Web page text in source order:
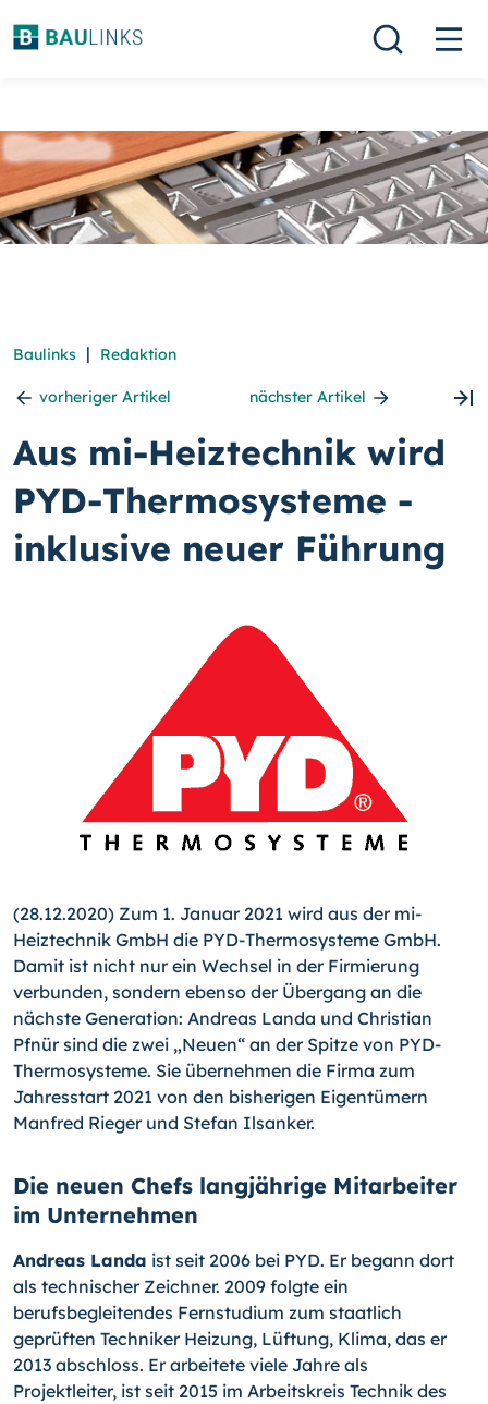
Baulinks | Redaktion
vorheriger Artikel nächster Artikel
Aus mi-Heiztechnik wird
PYD-Thermosysteme -
inklusive neuer Führung
(28.12.2020) Zum 1. Januar 2021 wird aus der mi-
Heiztechnik GmbH die PYD-Thermosysteme GmbH.
Damit ist nicht nur ein Wechsel in der Firmierung
verbunden, sondern ebenso der Übergang an die
nächste Generation: Andreas Landa und Christian
Pfnür sind die zwei „Neuen“ an der Spitze von PYD-
Thermosysteme. Sie übernehmen die Firma zum
Jahresstart 2021 von den bisherigen Eigentümern
Manfred Rieger und Stefan Ilsanker.
Die neuen Chefs langjährige Mitarbeiter
im Unternehmen
Andreas Landa ist seit 2006 bei PYD. Er begann dort
als technischer Zeichner. 2009 folgte ein
berufsbegleitendes Fernstudium zum staatlich
geprüften Techniker Heizung, Lüftung, Klima, das er
2013 abschloss. Er arbeitete viele Jahre als
Projektleiter, ist seit 2015 im Arbeitskreis Technik des